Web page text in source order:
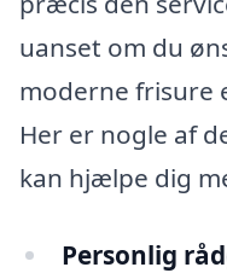
uanset om du
moderne frisure
Her er nogle af
kan hjælpe dig
Personlig